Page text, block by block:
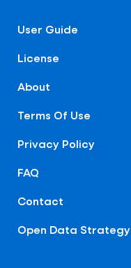
User Guide
License
About
Terms Of Use
Privacy Policy
FAQ
Contact
Open Data Strategy